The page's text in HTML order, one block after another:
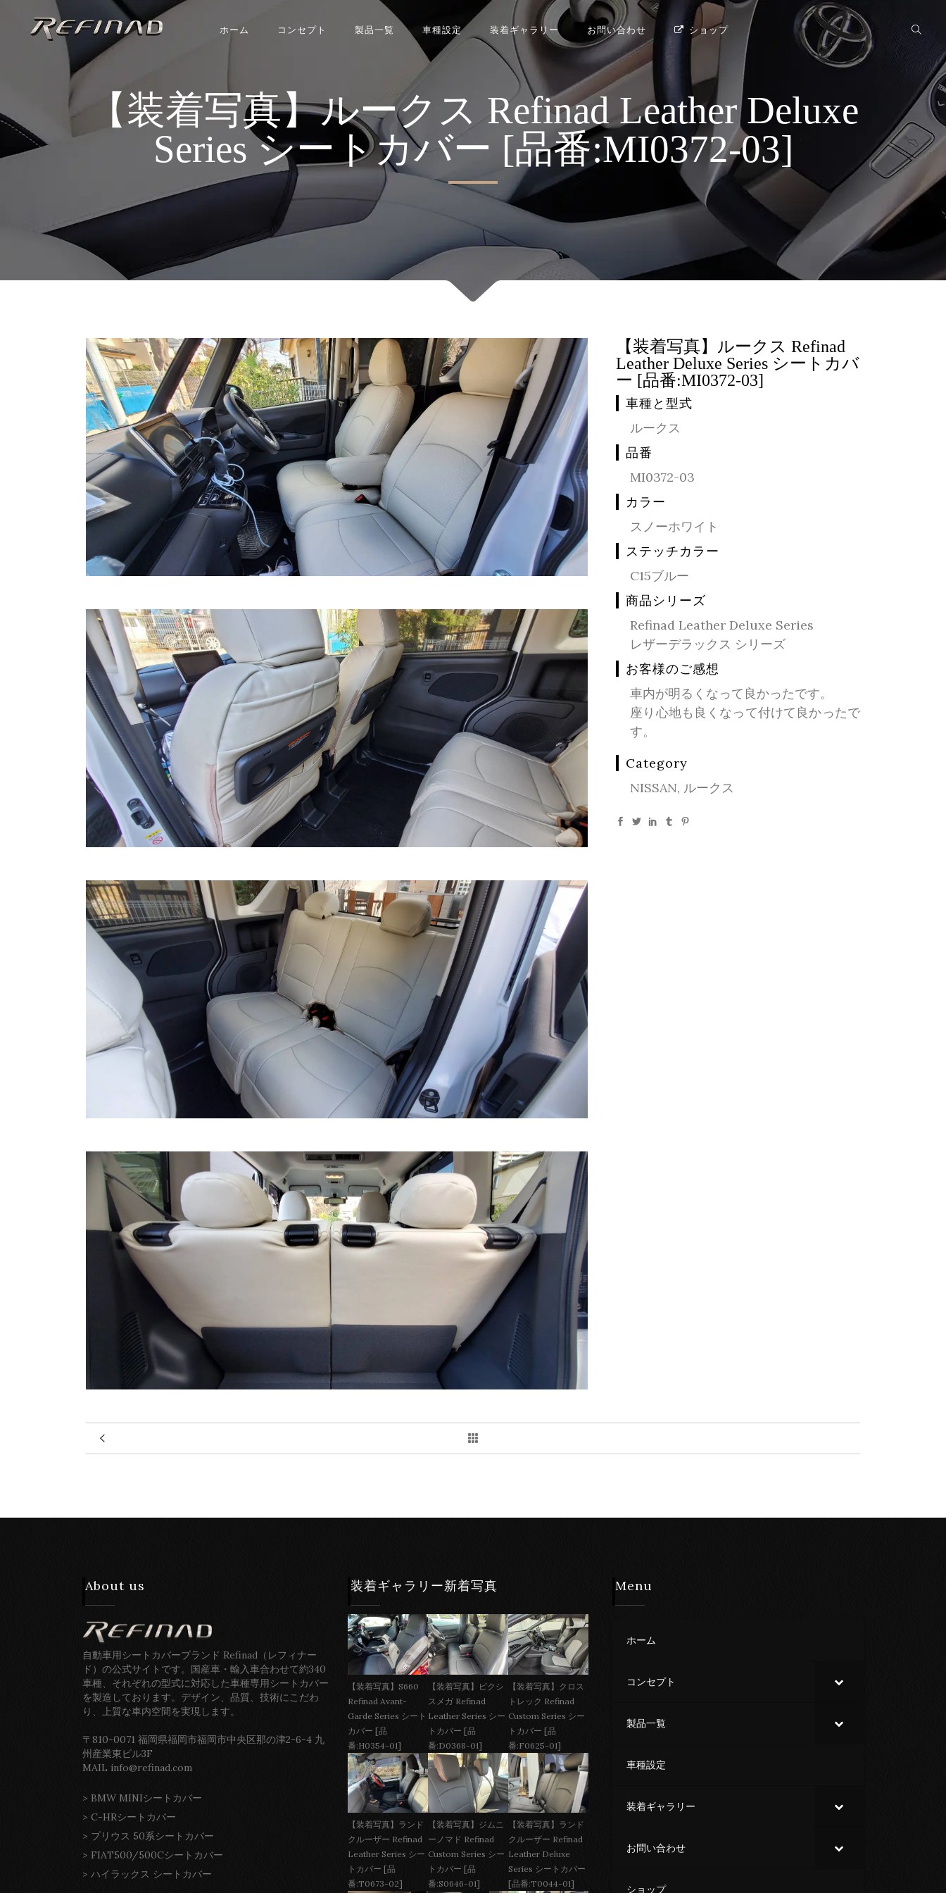
ホーム コンセプト 製品一覧 車種設定 装着ギャラリー お問い合わせ ショップ
【装着写真】ルークス Refinad Leather Deluxe
Series シートカバー [品番:MI0372-03]
【装着写真】ルークス Refinad
Leather Deluxe Series シートカバ
ー [品番:MI0372-03]
車種と型式
ルークス
品番
MI0372-03
カラー
スノーホワイト
ステッチカラー
C15ブルー
商品シリーズ
Refinad Leather Deluxe Series
レザーデラックス シリーズ
お客様のご感想
車内が明るくなって良かったです。
座り心地も良くなって付けて良かったで
す。
Category
NISSAN, ルークス
About us
自動車用シートカバーブランド Refinad（レフィナー
ド）の公式サイトです。国産車・輸入車合わせて約340
車種、それぞれの型式に対応した車種専用シートカバー
を製造しております。デザイン、品質、技術にこだわ
り、上質な車内空間を実現します。
〒810-0071 福岡県福岡市福岡市中央区那の津2-6-4 九
州産業東ビル3F
MAIL info@refinad.com
> BMW MINIシートカバー
> C-HRシートカバー
> プリウス 50系シートカバー
> FIAT500/500Cシートカバー
> ハイラックス シートカバー
装着ギャラリー新着写真
【装着写真】S660
Refinad Avant-
Garde Series シート
カバー [品
番:H0354-01]
【装着写真】ピクシ
スメガ Refinad
Leather Series シー
トカバー [品
番:D0368-01]
【装着写真】クロス
トレック Refinad
Custom Series シー
トカバー [品
番:F0625-01]
【装着写真】ランド
クルーザー Refinad
Leather Series シー
トカバー [品
番:T0673-02]
【装着写真】ジムニ
ーノマド Refinad
Custom Series シー
トカバー [品
番:S0646-01]
【装着写真】ランド
クルーザー Refinad
Leather Deluxe
Series シートカバー
[品番:T0044-01]
Menu
ホーム
コンセプト
製品一覧
車種設定
装着ギャラリー
お問い合わせ
ショップ